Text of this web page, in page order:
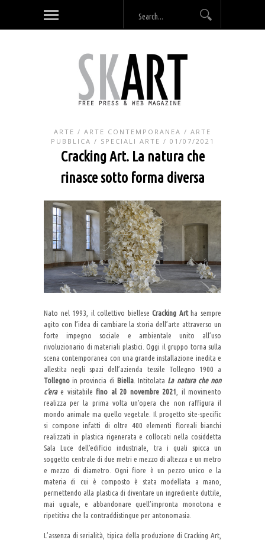
ARTE / ARTE CONTEMPORANEA / ARTE
PUBBLICA / SPECIALI ARTE / 01/07/2021
Cracking Art. La natura che
rinasce sotto forma diversa
Nato nel 1993, il collettivo bielleseCracking Artha sempre
agito con l’idea di cambiare la storia dell’arte attraverso un
forte impegno sociale e ambientale unito all’uso
rivoluzionario di materiali plastici. Oggi il gruppo torna sulla
scena contemporanea con una grande installazione inedita e
allestita negli spazi dell’azienda tessile Tollegno 1900 a
Tollegno in provincia di Biella. Intitolata La natura che non
c’erae visitabile fino al 20 novembre 2021 , il movimento
realizza per la prima volta un’opera che non raffigura il
mondo animale ma quello vegetale. Il progetto site-specific
si compone infatti di oltre 400 elementi floreali bianchi
realizzati in plastica rigenerata e collocati nella cosiddetta
Sala Luce dell’edificio industriale, tra i quali spicca un
soggetto centrale di due metri e mezzo di altezza e un metro
e mezzo di diametro. Ogni fiore è un pezzo unico e la
materia di cui è composto è stata modellata a mano,
permettendo alla plastica di diventare un ingrediente duttile,
mai uguale, e abbandonare quell’impronta monotona e
ripetitiva che la contraddistingue per antonomasia.
L’assenza di serialità, tipica della produzione di Cracking Art,